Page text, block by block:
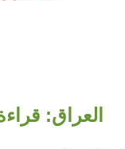
العراق: